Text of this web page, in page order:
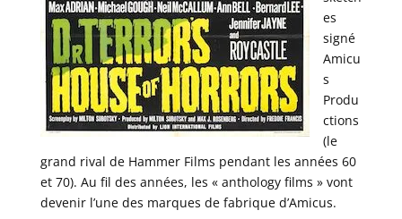
es
signé
Amicu
s
Produ
ctions
(le
grand rival de Hammer Films pendant les années 60
et 70). Au fil des années, les « anthology films » vont
devenir l’une des marques de fabrique d’Amicus.